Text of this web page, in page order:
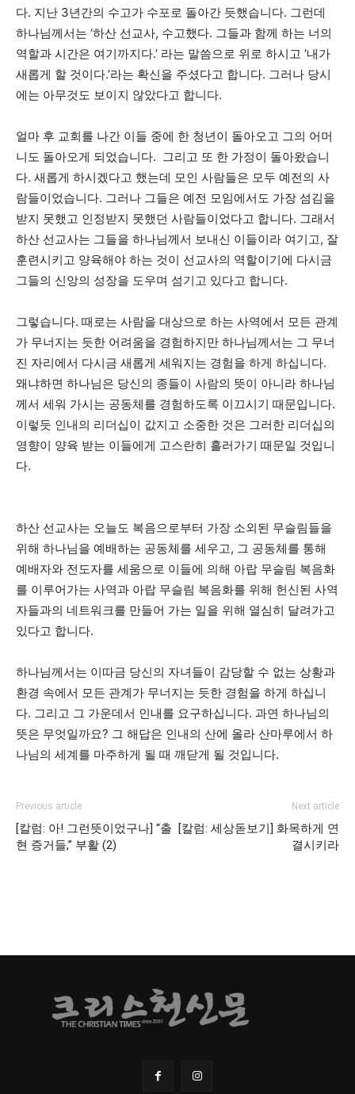
다. 지난 3년간의 수고가 수포로 돌아간 듯했습니다. 그런데
하나님께서는 ‘하산 선교사, 수고했다. 그들과 함께 하는 너의
역할과 시간은 여기까지다.’ 라는 말씀으로 위로 하시고 ‘내가
새롭게 할 것이다.’라는 확신을 주셨다고 합니다. 그러나 당시
에는 아무것도 보이지 않았다고 합니다.
얼마 후 교회를 나간 이들 중에 한 청년이 돌아오고 그의 어머
니도 돌아오게 되었습니다. 그리고 또 한 가정이 돌아왔습니
다. 새롭게 하시겠다고 했는데 모인 사람들은 모두 예전의 사
람들이었습니다. 그러나 그들은 예전 모임에서도 가장 섬김을
받지 못했고 인정받지 못했던 사람들이었다고 합니다. 그래서
하산 선교사는 그들을 하나님께서 보내신 이들이라 여기고, 잘
훈련시키고 양육해야 하는 것이 선교사의 역할이기에 다시금
그들의 신앙의 성장을 도우며 섬기고 있다고 합니다.
그렇습니다. 때로는 사람을 대상으로 하는 사역에서 모든 관계
가 무너지는 듯한 어려움을 경험하지만 하나님께서는 그 무너
진 자리에서 다시금 새롭게 세워지는 경험을 하게 하십니다.
왜냐하면 하나님은 당신의 종들이 사람의 뜻이 아니라 하나님
께서 세워 가시는 공동체를 경험하도록 이끄시기 때문입니다.
이렇듯 인내의 리더십이 값지고 소중한 것은 그러한 리더십의
영향이 양육 받는 이들에게 고스란히 흘러가기 때문일 것입니
다.
하산 선교사는 오늘도 복음으로부터 가장 소외된 무슬림들을
위해 하나님을 예배하는 공동체를 세우고, 그 공동체를 통해
예배자와 전도자를 세움으로 이들에 의해 아랍 무슬림 복음화
를 이루어가는 사역과 아랍 무슬림 복음화를 위해 헌신된 사역
자들과의 네트워크를 만들어 가는 일을 위해 열심히 달려가고
있다고 합니다.
하나님께서는 이따금 당신의 자녀들이 감당할 수 없는 상황과
환경 속에서 모든 관계가 무너지는 듯한 경험을 하게 하십니
다. 그리고 그 가운데서 인내를 요구하십니다. 과연 하나님의
뜻은 무엇일까요? 그 해답은 인내의 산에 올라 산마루에서 하
나님의 세계를 마주하게 될 때 깨닫게 될 것입니다.
Previous article
[칼럼: 아! 그런뜻이었구나] “출
현 증거들,” 부활 (2)
Next article
[칼럼: 세상돋보기] 화목하게 연
결시키라